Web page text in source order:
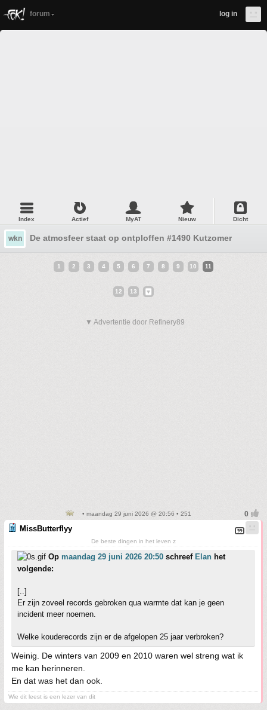
forum log in
Index Actief MyAT Nieuw Dicht
wkn De atmosfeer staat op ontploffen #1490 Kutzomer
1 2 3 4 5 6 7 8 9 10 11
12 13
▼ Advertentie door Refinery89
• maandag 29 juni 2026 @ 20:56 • 251
MissButterflyy
De beste dingen in het leven z
Op maandag 29 juni 2026 20:50 schreef Elan het
volgende:
[..]
Er zijn zoveel records gebroken qua warmte dat kan je geen
incident meer noemen.
Welke kouderecords zijn er de afgelopen 25 jaar verbroken?
Weinig. De winters van 2009 en 2010 waren wel streng wat ik
me kan herinneren.
En dat was het dan ook.
Wie dit leest is een lezer van dit